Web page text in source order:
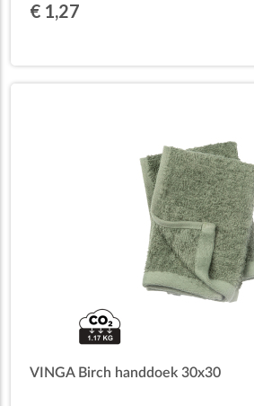
€ 1,27
VINGA Birch handdoek 30x30